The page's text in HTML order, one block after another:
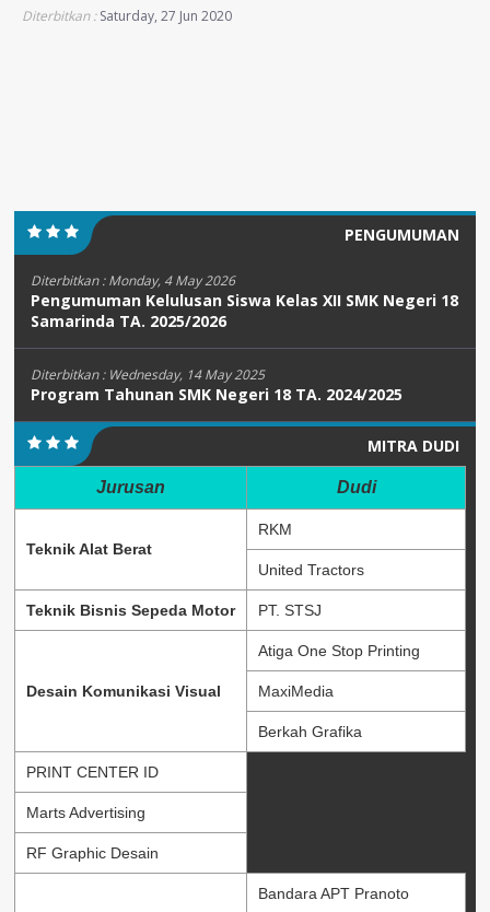
Diterbitkan :Saturday, 27 Jun 2020
PENGUMUMAN
Diterbitkan :Monday, 4 May 2026
Pengumuman Kelulusan Siswa Kelas XII SMK Negeri 18
Samarinda TA. 2025/2026
Diterbitkan : Wednesday, 14 May 2025
Program Tahunan SMK Negeri 18 TA. 2024/2025
MITRA DUDI
Jurusan Dudi
Teknik Alat Berat
RKM
United Tractors
Teknik Bisnis Sepeda Motor PT. STSJ
Desain Komunikasi Visual
Atiga One Stop Printing
MaxiMedia
Berkah Grafika
PRINT CENTER ID
Marts Advertising
RF Graphic Desain
Bandara APT Pranoto